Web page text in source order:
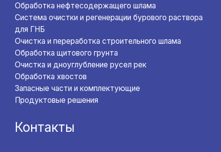
Обработка нефтесодержащего шлама
Система очистки и регенерации бурового раствора
для ГНБ
Очистка и переработка строительного шлама
Обработка щитового грунта
Очистка и дноуглубление русел рек
Обработка хвостов
Запасные части и комплектующие
Продуктовые решения
Контакты